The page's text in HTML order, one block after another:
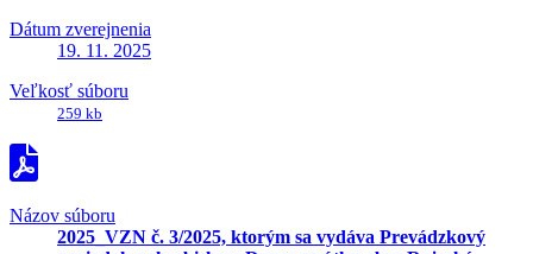
Dátum zverejnenia
19. 11. 2025
Veľkosť súboru
259 kb
Názov súboru
2025_VZN č. 3/2025, ktorým sa vydáva Prevádzkový